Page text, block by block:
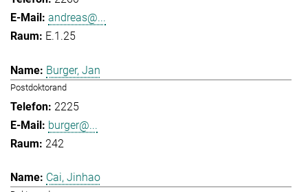
andreas@...
E.1.25
Burger, Jan
Postdoktorand
2225
burger@...
242
Cai, Jinhao